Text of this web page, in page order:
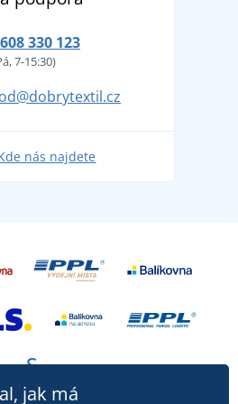
+
balením aneb připravte
608 330 123
7-15:30)
nás najdete
jak má